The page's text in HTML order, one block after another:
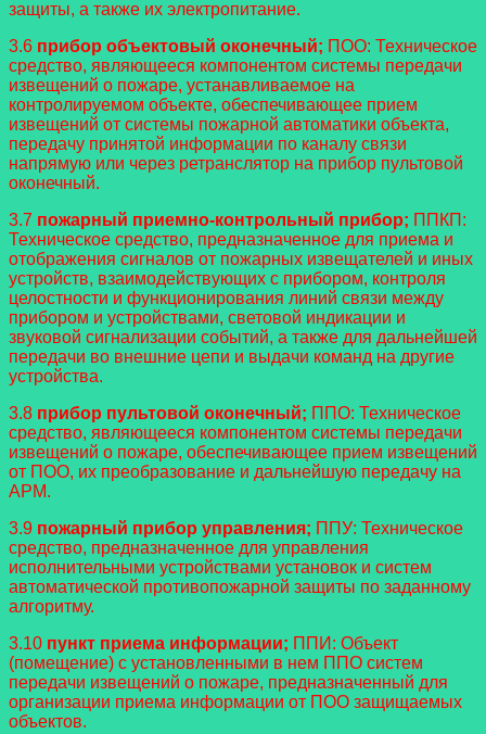
защиты, а также их электропитание.
3.6 прибор объектовый оконечный; ПОО: Техническое
средство, являющееся компонентом системы передачи
извещений о пожаре, устанавливаемое на
контролируемом объекте, обеспечивающее прием
извещений от системы пожарной автоматики объекта,
передачу принятой информации по каналу связи
напрямую или через ретранслятор на прибор пультовой
оконечный.
3.7 пожарный приемно-контрольный прибор; ППКП:
Техническое средство, предназначенное для приема и
отображения сигналов от пожарных извещателей и иных
устройств, взаимодействующих с прибором, контроля
целостности и функционирования линий связи между
прибором и устройствами, световой индикации и
звуковой сигнализации событий, а также для дальнейшей
передачи во внешние цепи и выдачи команд на другие
устройства.
3.8 прибор пультовой оконечный; ППО: Техническое
средство, являющееся компонентом системы передачи
извещений о пожаре, обеспечивающее прием извещений
от ПОО, их преобразование и дальнейшую передачу на
АРМ.
3.9 пожарный прибор управления; ППУ: Техническое
средство, предназначенное для управления
исполнительными устройствами установок и систем
автоматической противопожарной защиты по заданному
алгоритму.
3.10 пункт приема информации; ППИ: Объект
(помещение) с установленными в нем ППО систем
передачи извещений о пожаре, предназначенный для
организации приема информации от ПОО защищаемых
объектов.